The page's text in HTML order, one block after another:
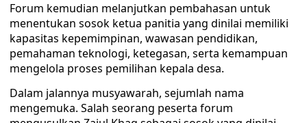
Forum kemudian melanjutkan pembahasan untuk
menentukan sosok ketua panitia yang dinilai memiliki
kapasitas kepemimpinan, wawasan pendidikan,
pemahaman teknologi, ketegasan, serta kemampuan
mengelola proses pemilihan kepala desa.
Dalam jalannya musyawarah, sejumlah nama
mengemuka. Salah seorang peserta forum